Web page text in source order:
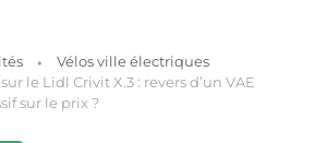
Vélos ville électriques
le Lidl Crivit X.3 : revers d’un VAE
sur le prix ?